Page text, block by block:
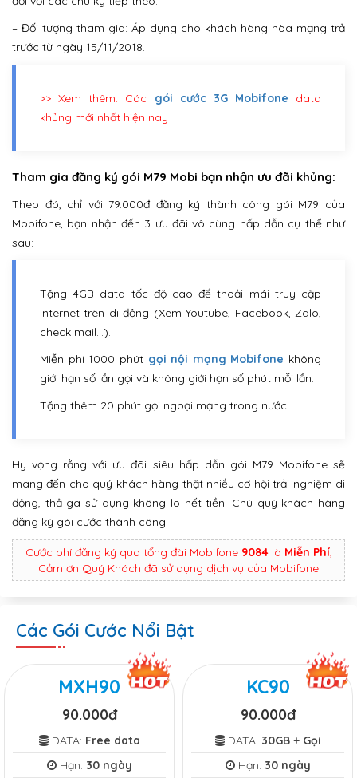
– Đối tượng tham gia: Áp dụng cho khách hàng hòa mạng trả
trước từ ngày 15/11/2018.
>> Xem thêm: Các gói cước 3G Mobifone data
khủng mới nhất hiện nay
Tham gia đăng ký gói M79 Mobi bạn nhận ưu đãi khủng:
Theo đó, chỉ với 79.000đ đăng ký thành công gói M79 của
Mobifone, bạn nhận đến 3 ưu đãi vô cùng hấp dẫn cụ thể như
sau:
Tặng 4GB data tốc độ cao để thoải mái truy cập
Internet trên di động (Xem Youtube, Facebook, Zalo,
check mail…).
Miễn phí 1000 phút gọi nội mạng Mobifone không
giới hạn số lần gọi và không giới hạn số phút mỗi lần.
Tặng thêm 20 phút gọi ngoại mạng trong nước.
Hy vọng rằng với ưu đãi siêu hấp dẫn gói M79 Mobifone sẽ
mang đến cho quý khách hàng thật nhiều cơ hội trải nghiệm di
động, thả ga sử dụng không lo hết tiền. Chú quý khách hàng
đăng ký gói cước thành công!
Cước phí đăng ký qua tổng đài Mobifone 9084là Miễn Phí,
Cảm ơn Quý Khách đã sử dụng dịch vụ của Mobifone
Các Gói Cước Nổi Bật
MXH90
90.000đ
DATA: Free data
Hạn: 30 ngày
KC90
90.000đ
DATA: 30GB + Gọi
Hạn: 30 ngày